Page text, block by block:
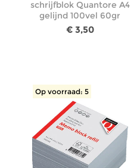
schrijfblok Quantore A4
gelijnd 100vel 60gr
€ 3,50
Op voorraad: 5